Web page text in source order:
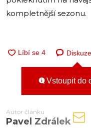
kompletnější sezonu.
Diskuze
Vstoupit do
Autor článku
Pavel Zdrálek